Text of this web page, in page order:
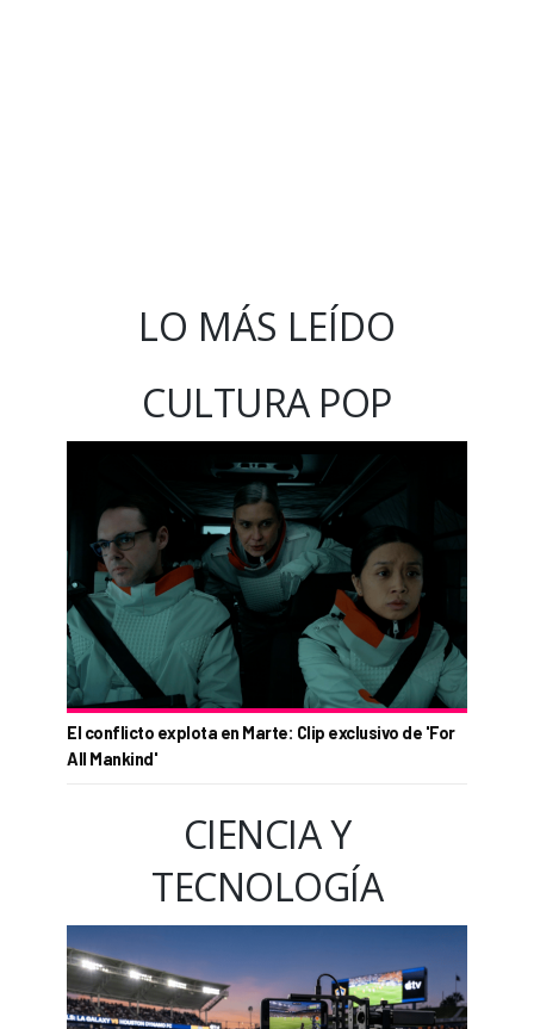
LO MÁS LEÍDO
CULTURA POP
El conflicto explota en Marte: Clip exclusivo de 'For
All Mankind'
CIENCIA Y
TECNOLOGÍA